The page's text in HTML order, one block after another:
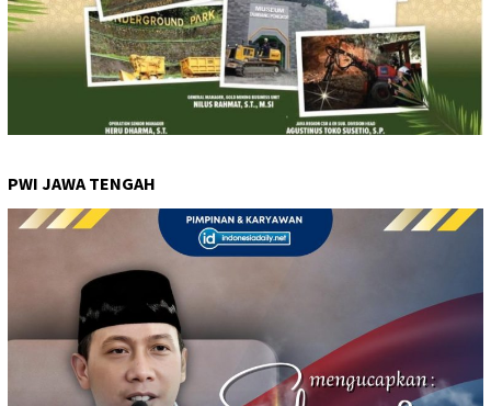
PWI JAWA TENGAH